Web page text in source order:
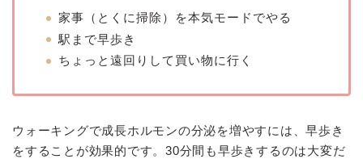
家事（とくに掃除）を本気モードでやる
駅まで早歩き
ちょっと遠回りして買い物に行く
ウォーキングで成長ホルモンの分泌を増やすには、早歩き
をすることが効果的です。30分間も早歩きするのは大変だ